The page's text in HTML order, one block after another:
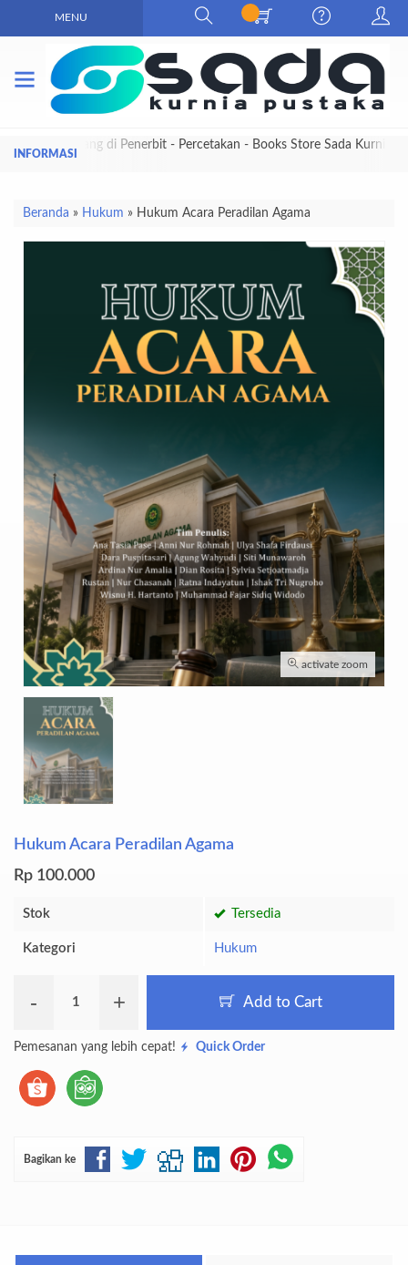
MENU
Selamat Datang di Penerbit - Percetakan - Books Store Sada Kurnia
Beranda » Hukum » Hukum Acara Peradilan Agama
activate zoom
Hukum Acara Peradilan Agama
Rp 100.000
Stok Tersedia
Kategori Hukum
- + Add to Cart
Pemesanan yang lebih cepat! Quick Order
Bagikan ke